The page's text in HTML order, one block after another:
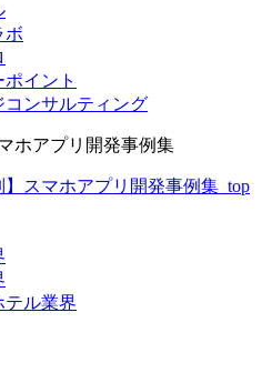
ボ
イント
コンサルティング
ホアプリ開発事例集
】スマホアプリ開発事例集_top
テル業界